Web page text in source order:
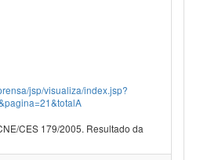
jsp/visualiza/index.jsp?
CES 179/2005. Resultado da